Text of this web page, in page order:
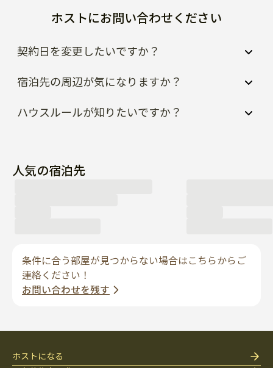
ホストにお問い合わせください
契約日を変更したいですか？
宿泊先の周辺が気になりますか？
ハウスルールが知りたいですか？
人気の宿泊先
条件に合う部屋が見つからない場合はこちらからご
連絡ください！
お問い合わせを残す
ホストになる